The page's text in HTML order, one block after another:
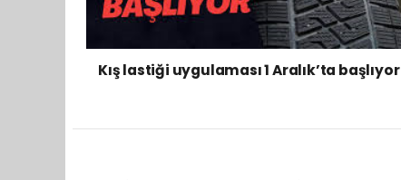
Kış lastiği uygulaması 1 Aralık’ta başlıyor